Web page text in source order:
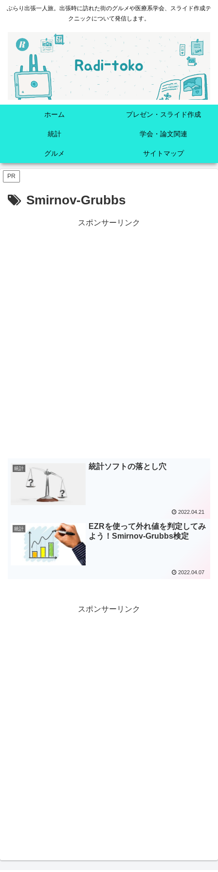
ぶらり出張一人旅。出張時に訪れた街のグルメや医療系学会、スライド作成テ
クニックについて発信します。
ホーム プレゼン・スライド作成
統計 学会・論文関連
グルメ サイトマップ
PR
Smirnov-Grubbs
スポンサーリンク
統計 統計ソフトの落とし穴
2022.04.21
統計
EZRを使って外れ値を判定してみ
よう！Smirnov-Grubbs検定
2022.04.07
スポンサーリンク